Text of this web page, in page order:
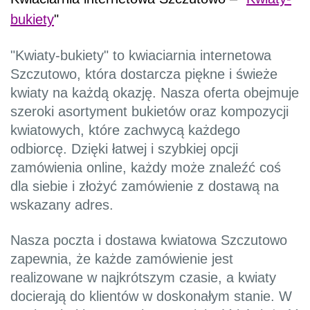
bukiety"
"Kwiaty-bukiety" to kwiaciarnia internetowa
Szczutowo, która dostarcza piękne i świeże
kwiaty na każdą okazję. Nasza oferta obejmuje
szeroki asortyment bukietów oraz kompozycji
kwiatowych, które zachwycą każdego
odbiorcę. Dzięki łatwej i szybkiej opcji
zamówienia online, każdy może znaleźć coś
dla siebie i złożyć zamówienie z dostawą na
wskazany adres.
Nasza poczta i dostawa kwiatowa Szczutowo
zapewnia, że każde zamówienie jest
realizowane w najkrótszym czasie, a kwiaty
docierają do klientów w doskonałym stanie. W